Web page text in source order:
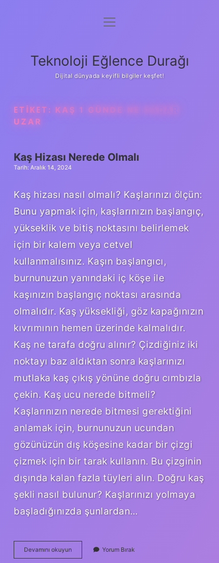
Anasayfa
Yasal Uyarı
menüyü
Teknoloji Eğlence Durağı
Dijital dünyada keyifli bilgiler keşfet!
ETIKET: KAŞ 1 GÜNDE NE KADAR
UZAR
Kaş Hizası Nerede Olmalı
Tarih: Aralık 14, 2024
Kaş hizası nasıl olmalı? Kaşlarınızı ölçün:
Bunu yapmak için, kaşlarınızın başlangıç,
yükseklik ve bitiş noktasını belirlemek
için bir kalem veya cetvel
kullanmalısınız. Kaşın başlangıcı,
burnunuzun yanındaki iç köşe ile
kaşınızın başlangıç ​​noktası arasında
olmalıdır. Kaş yüksekliği, göz kapağınızın
kıvrımının hemen üzerinde kalmalıdır.
Kaş ne tarafa doğru alınır? Çizdiğiniz iki
noktayı baz aldıktan sonra kaşlarınızı
mutlaka kaş çıkış yönüne doğru cımbızla
çekin. Kaş ucu nerede bitmeli?
Kaşlarınızın nerede bitmesi gerektiğini
anlamak için, burnunuzun ucundan
gözünüzün dış köşesine kadar bir çizgi
çizmek için bir tarak kullanın. Bu çizginin
dışında kalan fazla tüyleri alın. Doğru kaş
şekli nasıl bulunur? Kaşlarınızı yolmaya
başladığınızda şunlardan…
Devamını okuyun
Hizası
Yorum Bırak